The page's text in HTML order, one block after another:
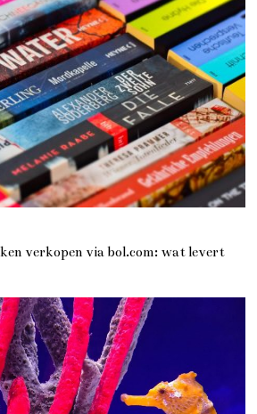
verkopen via bol.com: wat levert